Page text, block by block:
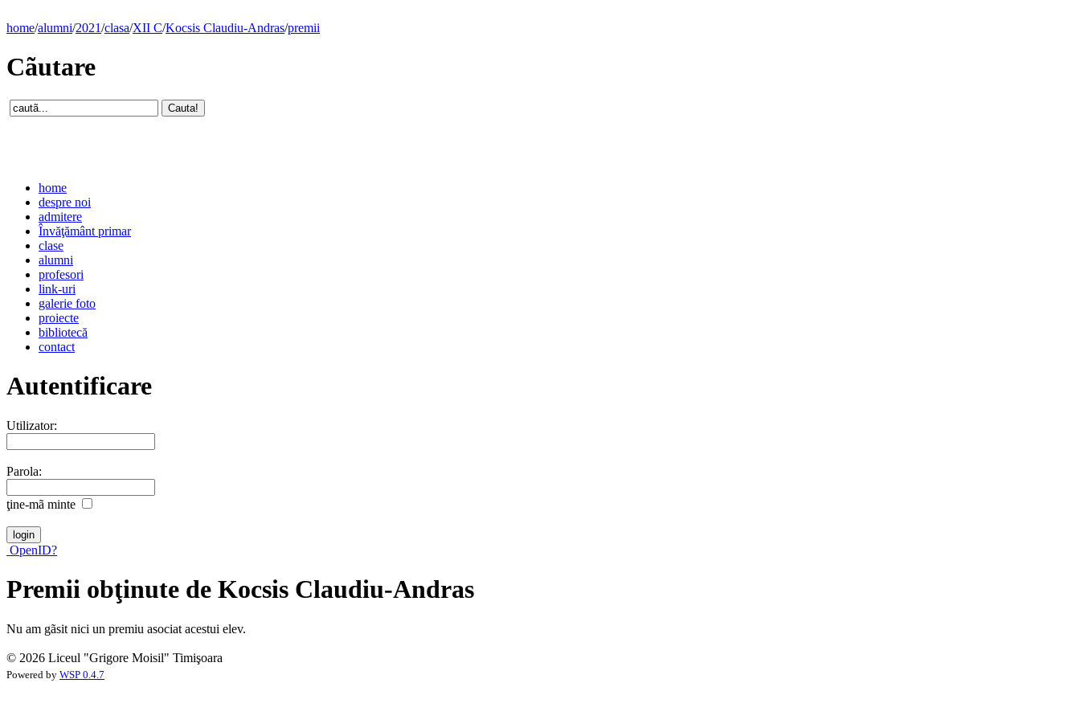
home/alumni/2021/clasa/XII C/Kocsis Claudiu-Andras/premii
Cãutare
home
despre noi
admitere
Învăţământ primar
clase
alumni
profesori
link-uri
galerie foto
proiecte
bibliotecă
contact
Autentificare
Utilizator:
Parola:
ţine-mã minte
OpenID?
Premii obţinute de Kocsis Claudiu-Andras
Nu am gãsit nici un premiu asociat acestui elev.
© 2026 Liceul "Grigore Moisil" Timişoara
Powered by WSP 0.4.7